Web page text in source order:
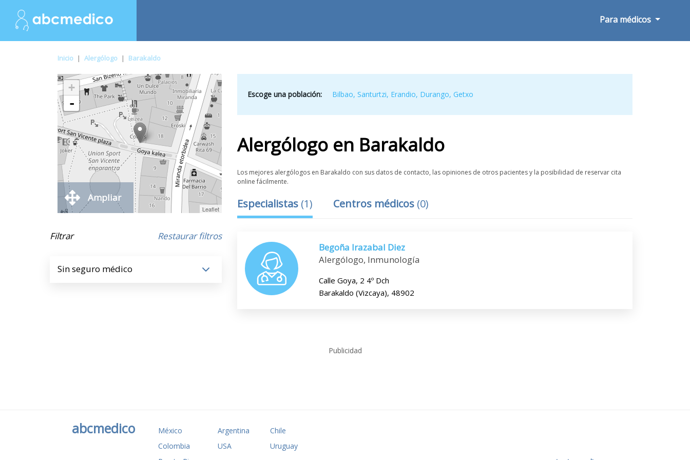
Para médicos
Inicio | Alergólogo | Barakaldo
+
-
Leaflet
Ampliar
Filtrar Restaurar filtros
Sin seguro médico
Escoge una población: Bilbao,Santurtzi, Erandio, Durango,Getxo
Alergólogo en Barakaldo
Los mejores alergólogos en Barakaldo con sus datos de contacto, las opiniones de otros pacientes y la posibilidad de reservar cita
online fácilmente.
Especialistas (1) Centros médicos (0)
Begoña Irazabal Diez
Alergólogo, Inmunología
Calle Goya, 2 4º Dch
Barakaldo (Vizcaya), 48902
Publicidad
abcmedico México Argentina
Chile
Colombia
USA
Uruguay